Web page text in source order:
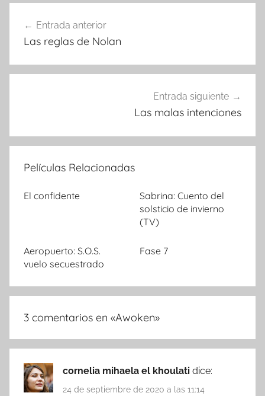
Navegación
de
entradas
Entrada anterior
Las reglas de Nolan
Entrada siguiente
Las malas intenciones
Películas Relacionadas
El confidente
Sabrina: Cuento del
solsticio de invierno
(TV)
Aeropuerto: S.O.S.
vuelo secuestrado
Fase 7
3 comentarios en «Awoken»
cornelia mihaela el khoulati dice:
24 de septiembre de 2020 a las 11:14